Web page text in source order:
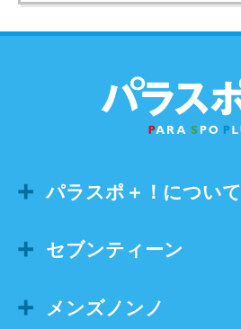
パラスポ＋！について
セブンティーン
メンズノンノ